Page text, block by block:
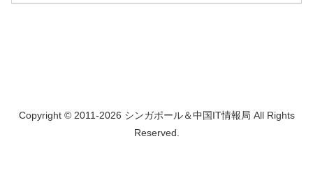
Copyright © 2011-2026 シンガポール＆中国IT情報局 All Rights
Reserved.